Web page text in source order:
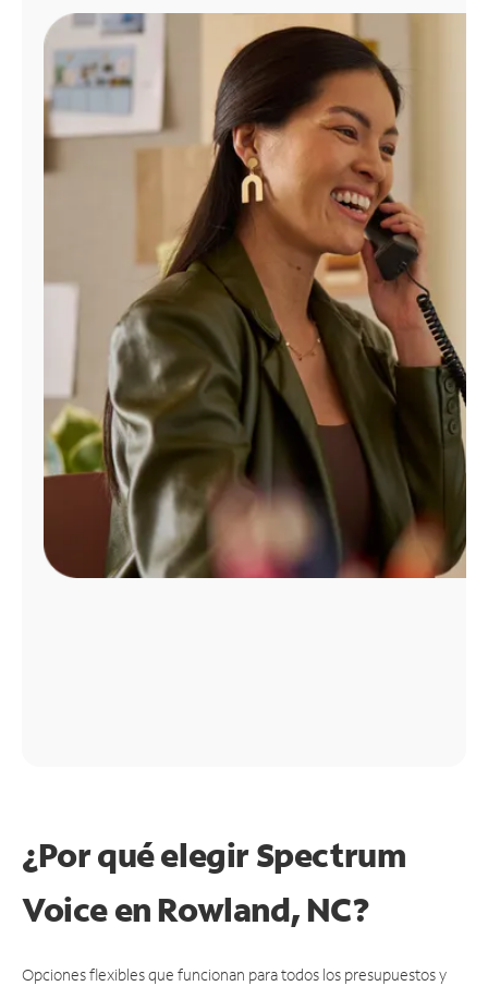
Administrar
cuenta
Encuentra
tienda
¿Por qué elegir Spectrum
Voice en Rowland, NC?
Opciones flexibles que funcionan para todos los presupuestos y